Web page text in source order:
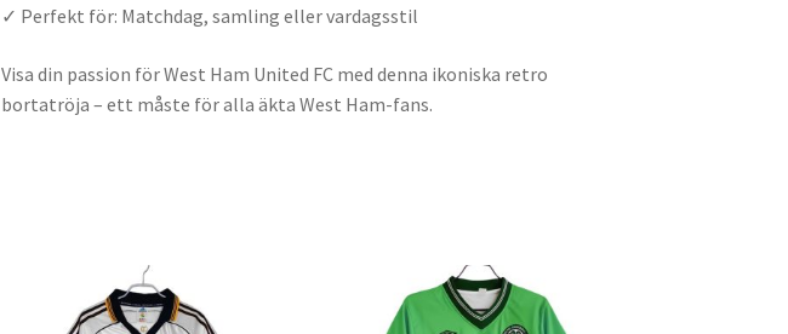
✓ Perfekt för: Matchdag, samling eller vardagsstil
Visa din passion för West Ham United FC med denna ikoniska retro
bortatröja – ett måste för alla äkta West Ham-fans.